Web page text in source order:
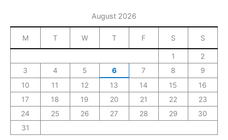
August 2026
M T W T F S S
1
2
3
4 5 6 7 8
9
10
11 12 13 14 15
16
17
18 19 20 21 22
23
24
25 26 27 28 29
30
31